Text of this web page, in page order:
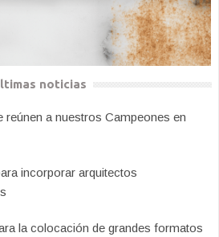
noticias
reúnen a nuestros Campeones en
incorporar arquitectos
la colocación de grandes formatos